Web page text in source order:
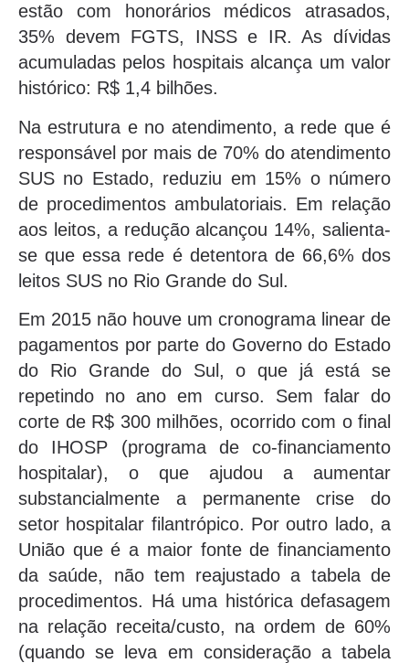
estão com honorários médicos atrasados,
35% devem FGTS, INSS e IR. As dívidas
acumuladas pelos hospitais alcança um valor
histórico: R$ 1,4 bilhões.
Na estrutura e no atendimento, a rede que é
responsável por mais de 70% do atendimento
SUS no Estado, reduziu em 15% o número
de procedimentos ambulatoriais. Em relação
aos leitos, a redução alcançou 14%, salienta-
se que essa rede é detentora de 66,6% dos
leitos SUS no Rio Grande do Sul.
Em 2015 não houve um cronograma linear de
pagamentos por parte do Governo do Estado
do Rio Grande do Sul, o que já está se
repetindo no ano em curso. Sem falar do
corte de R$ 300 milhões, ocorrido com o final
do IHOSP (programa de co-financiamento
hospitalar), o que ajudou a aumentar
substancialmente a permanente crise do
setor hospitalar filantrópico. Por outro lado, a
União que é a maior fonte de financiamento
da saúde, não tem reajustado a tabela de
procedimentos. Há uma histórica defasagem
na relação receita/custo, na ordem de 60%
(quando se leva em consideração a tabela